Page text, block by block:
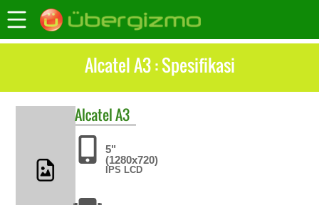
Alcatel A3 : Spesifikasi
AlcatelA3
5"
(1280x720)
IPS LCD